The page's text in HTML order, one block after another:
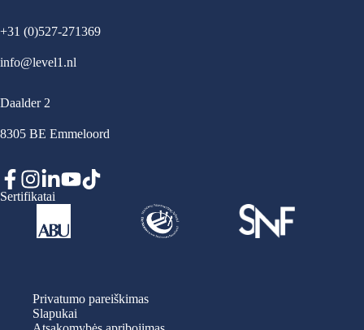
+31 (0)527-271369
info@level1.nl
Daalder 2
8305 BE Emmeloord
Sertifikatai
Privatumo pareiškimas
Slapukai